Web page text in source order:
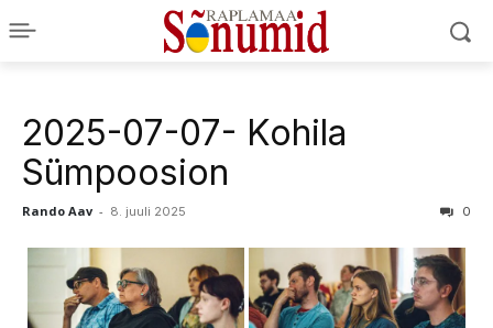
2025-07-07- Kohila
Sümpoosion
Rando Aav - 8. juuli 2025 0